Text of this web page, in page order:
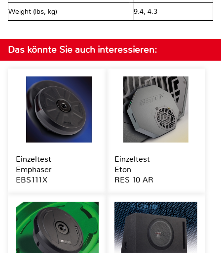
Weight (lbs, kg) 9.4, 4.3
Das könnte Sie auch interessieren:
Einzeltest
Emphaser
EBS111X
Einzeltest
Eton
RES 10 AR